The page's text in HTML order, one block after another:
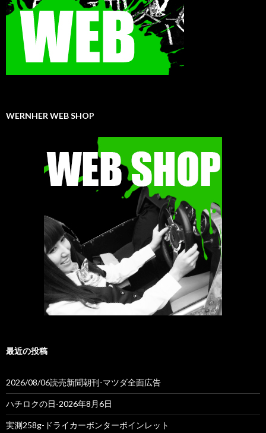
WERNHER WEB SHOP
最近の投稿
2026/08/06読売新聞朝刊-マツダ全面広告
ハチロクの日-2026年8月6日
実測258g-ドライカーボンターボインレット